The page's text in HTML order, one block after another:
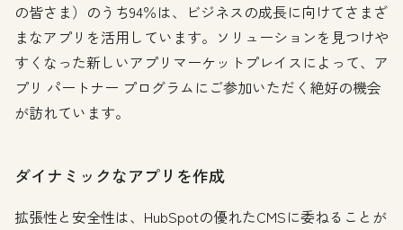
の皆さま）のうち94％は、ビジネスの成長に向けてさまざ
まなアプリを活用しています。ソリューションを見つけや
すくなった新しいアプリマーケットプレイスによって、ア
プリ パートナー プログラムにご参加いただく絶好の機会
が訪れています。
ダイナミックなアプリを作成
拡張性と安全性は、HubSpotの優れたCMSに委ねることが